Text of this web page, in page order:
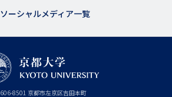
ソーシャルメディア一覧
606-8501 京
京都市左京区吉田本町